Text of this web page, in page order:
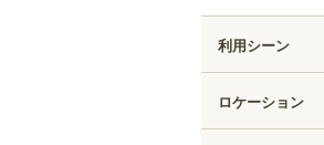
利用シーン
ロケーション